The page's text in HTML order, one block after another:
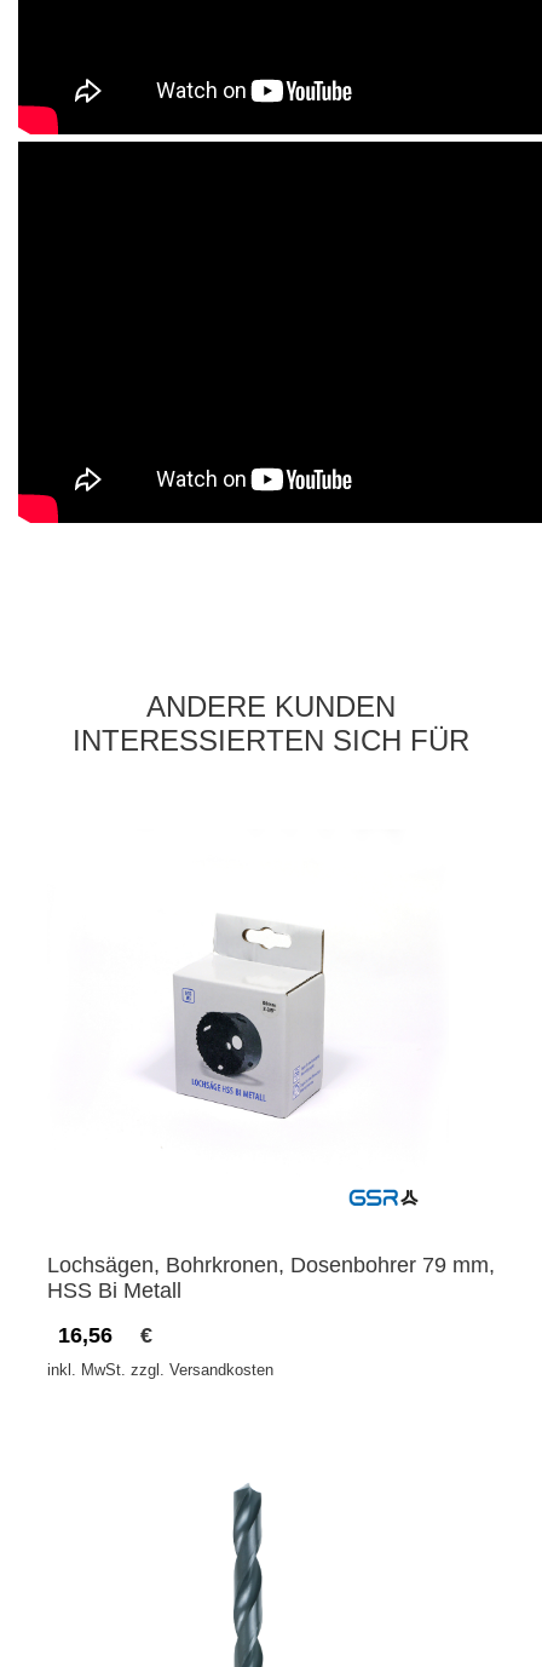
ANDERE KUNDEN
INTERESSIERTEN SICH FÜR
Lochsägen, Bohrkronen, Dosenbohrer 79 mm,
HSS Bi Metall
16,56
€
inkl. MwSt. zzgl. Versandkosten